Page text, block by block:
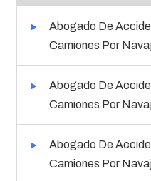
Abogado De
Camiones Por
Abogado De
Camiones Por
Abogado De
Camiones Por